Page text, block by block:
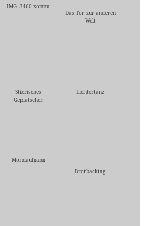
IMG_3460 копия
Das Tor zur anderen
Welt
Stierisches
Geplätscher
Lichtertanz
Mondaufgang
Brotbacktag